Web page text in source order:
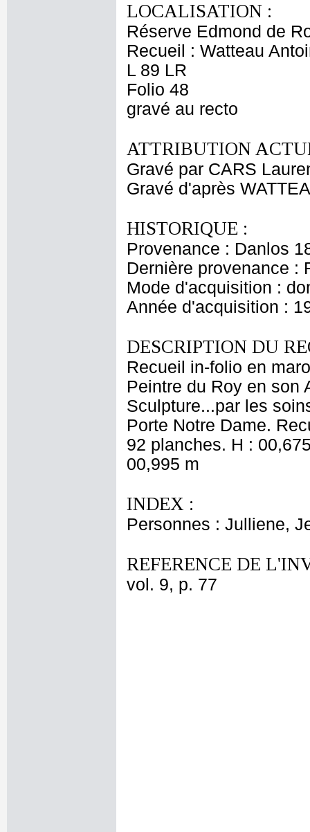
LOCALISATION :
Réserve Edmond de
Recueil : Watteau
L 89 LR
Folio 48
gravé au recto
ATTRIBUTION
Gravé par CARS
Gravé d'après
HISTORIQUE :
Provenance : Danlos
Dernière provenance :
Mode d'acquisition :
Année d'acquisition :
DESCRIPTION DU
Recueil in-folio en
Peintre du Roy en son
Sculpture...par les
Porte Notre Dame.
92 planches. H :
00,995 m
INDEX :
Personnes : Julliene,
REFERENCE DE
vol. 9, p. 77